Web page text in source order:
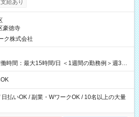
給あり
豪徳寺
ク株式会社
時間：最大15時間/日 ＜1週間の勤務例＞週3回
休み：火・木・土・日 好きな時にお仕事
払いOK / 副業・WワークOK / 10名以上の大量